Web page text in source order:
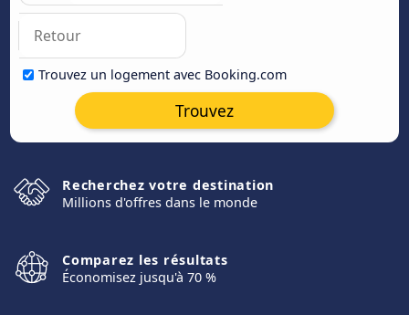
Trouvez un logement avec Booking.com
Trouvez
Recherchez votre destination
Millions d'offres dans le monde
Comparez les résultats
Économisez jusqu'à 70 %